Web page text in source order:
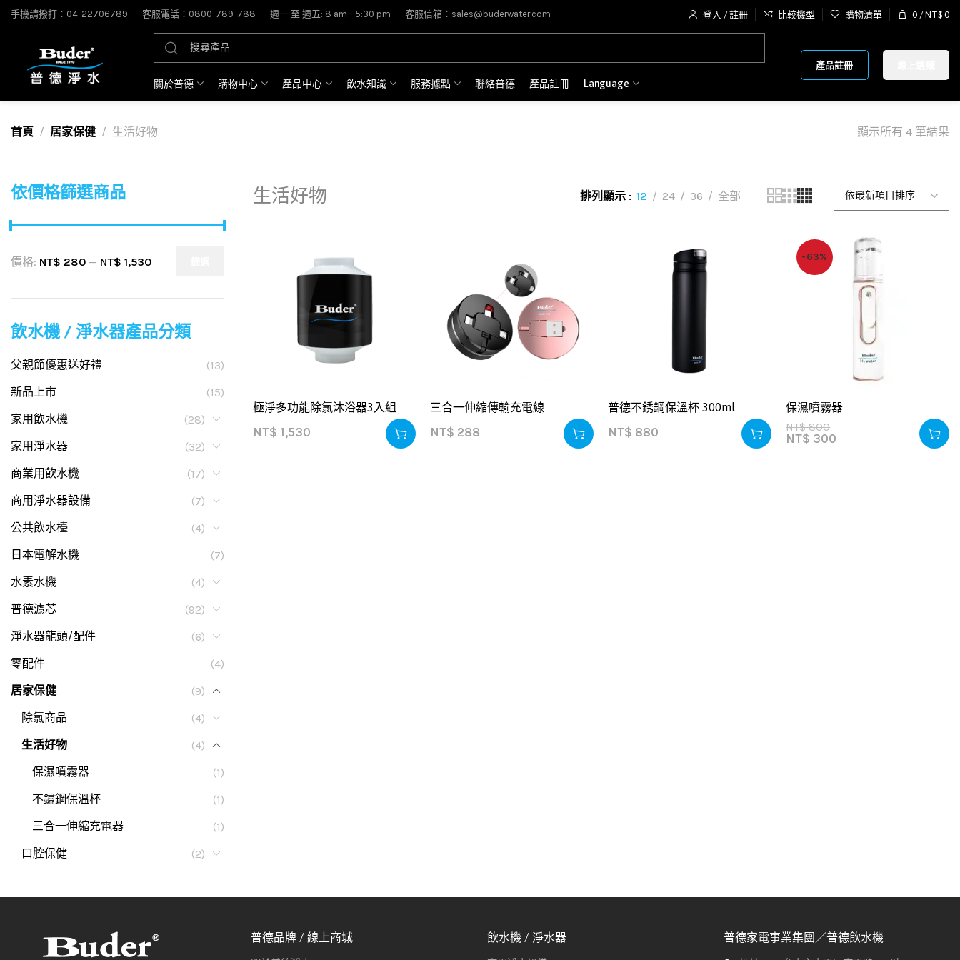
手機請撥打：04-22706789 客服電話：0800-789-788 週一 至 週五: 8 am - 5:30 pm 客服信箱：sales@buderwater.com 登入 / 註冊 比較機型 購物清單 0 / NT$ 0
關於普德 購物中心 產品中心 飲水知識 服務據點 聯絡普德 產品註冊 Language
產品註冊
首頁 居家保健 生活好物 顯示所有 4 筆結果
依價格篩選商品
價格: NT$ 280 — NT$ 1,530
飲水機 / 淨水器產品分類
父親節優惠送好禮
(13)
新品上市
(15)
家用飲水機
(28)
家用淨水器
(32)
商業用飲水機
(17)
商用淨水器設備
(7)
公共飲水檯
(4)
日本電解水機
(7)
水素水機
(4)
普德濾芯
(92)
淨水器龍頭/配件
(6)
零配件
(4)
居家保健
(9)
除氯商品
(4)
生活好物
(4)
保濕噴霧器
(1)
不鏽鋼保溫杯
(1)
三合一伸縮充電器
(1)
口腔保健
(2)
生活好物 排列顯示 12 24 36 全部
極淨多功能除氯沐浴器3入組
NT$ 1,530
三合一伸縮傳輸充電線
NT$ 288
普德不銹鋼保溫杯 300ml
NT$ 880
-63%
保濕噴霧器
NT$800
NT$ 300
普德品牌 / 線上商城 飲水機 / 淨水器 普德家電事業集團／普德飲水機